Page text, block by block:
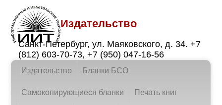
Издательство
Санкт-Петербург,ул. Маяковского, д. 34. +7
(812) 603-70-73,+7 (950) 047-16-56
Издательство Бланки БСО
Самокопирующиеся бланки Печать книг